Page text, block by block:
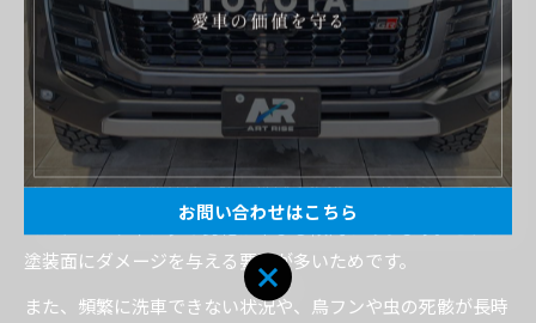
す。これにより、効果の持続期間を延ばすことが可能です。
カーコーティングの寿命を左右する使用環境
の影響
カーコーティングの寿命は、車が置かれる環境によって大き
く変動します。紫外線の強い地域や海沿いの塩害がある環境
では、コーティングの劣化が早まる傾向があります。これは
塗装面にダメージを与える要因が多いためです。
また、頻繁に洗車できない状況や、鳥フンや虫の死骸が長時
お問い合わせはこちら